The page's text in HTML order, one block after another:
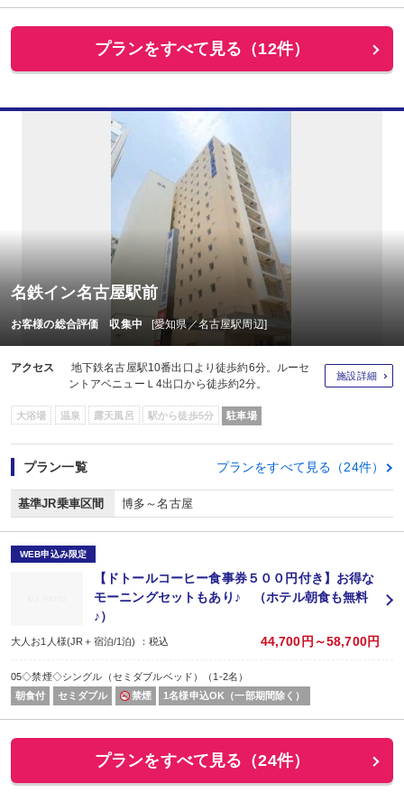
プランをすべて見る（12件）
名鉄イン名古屋駅前
お客様の総合評価 収集中 [愛知県／名古屋駅周辺]
アクセス
地下鉄名古屋駅10番出口より徒歩約6分。ルーセ
ントアベニューＬ4出口から徒歩約2分。
施設詳細
大浴場 温泉 露天風呂 駅から徒歩5分 駐車場
プラン一覧 プランをすべて見る（24件）
基準JR乗車区間 博多～名古屋
WEB申込み限定
【ドトールコーヒー食事券５００円付き】お得な
モーニングセットもあり♪ （ホテル朝食も無料
♪）
大人お1人様(JR＋宿泊/1泊) ：税込 44,700円～58,700円
05◇禁煙◇シングル（セミダブルベッド）（1-2名）
朝食付
セミダブル 禁煙 1名様申込OK（一部期間除く）
プランをすべて見る（24件）